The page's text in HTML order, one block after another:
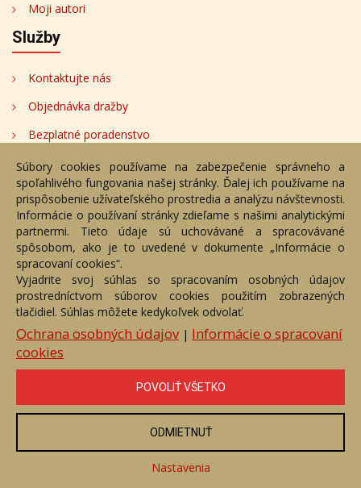
Moji autori
Služby
Kontaktujte nás
Objednávka dražby
Bezplatné poradenstvo
Adresa
Nižný Hrušov 333, 094 22, Slovenská republika
+421 905 356 921
+421 905 959 101
dartesro@dartesro.sk
Termíny aukcií
Online Aukcia
DARTE AUKČNÁ SPOLOČNOSŤ s.r.o. © 2007 - 2026
Akékoľvek používanie obrazových a textových súčastí tejto stránky je
podmienené výslovným súhlasom jej vlastníka. Všetky práva sú
vyhradené.
Súbory cookies používame na zabezpečenie správneho a
spoľahlivého fungovania našej stránky. Ďalej ich používame na
prispôsobenie užívateľského prostredia a analýzu návštevnosti.
Informácie o používaní stránky zdieľame s našimi analytickými
partnermi. Tieto údaje sú uchovávané a spracovávané
spôsobom, ako je to uvedené v dokumente „Informácie o
spracovaní cookies“.
Vyjadrite svoj súhlas so spracovaním osobných údajov
prostredníctvom súborov cookies použitím zobrazených
tlačidiel. Súhlas môžete kedykoľvek odvolať.
Ochrana osobných údajov| Informácie o spracovaní
cookies
POVOLIŤ VŠETKO
ODMIETNUŤ
Nastavenia